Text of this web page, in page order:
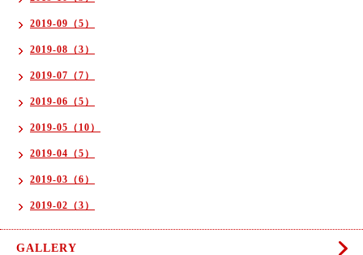
2019-09（5）
2019-08（3）
2019-07（7）
2019-06（5）
2019-05（10）
2019-04（5）
2019-03（6）
2019-02（3）
GALLERY